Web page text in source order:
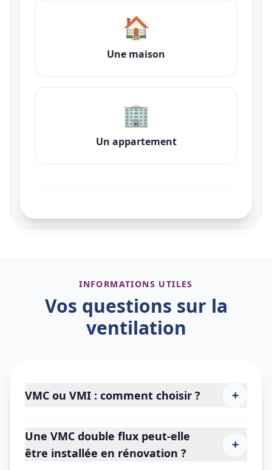
🏠
Une maison
🏢
Un appartement
INFORMATIONS UTILES
Vos questions sur la
ventilation
VMC ou VMI : comment choisir ? +
Une VMC double flux peut-elle
être installée en rénovation ?
+